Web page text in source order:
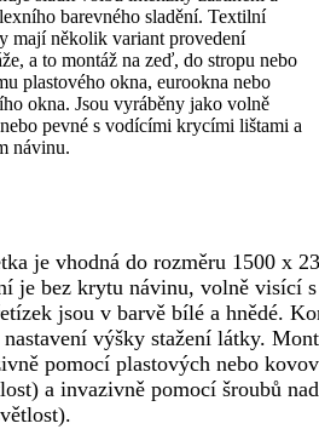
barevného sladění. Textilní
mají několik variant provedení
a to montáž na zeď, do stropu nebo
plastového okna, eurookna nebo
okna. Jsou vyráběny jako volně
pevné s vodícími krycími lištami a
návinu.
je vhodná do rozměru 1500 x
je bez krytu návinu, volně visící
jsou v barvě bílé a hnědé.
výšky stažení látky.
pomocí plastových nebo
a invazivně pomocí šroubů